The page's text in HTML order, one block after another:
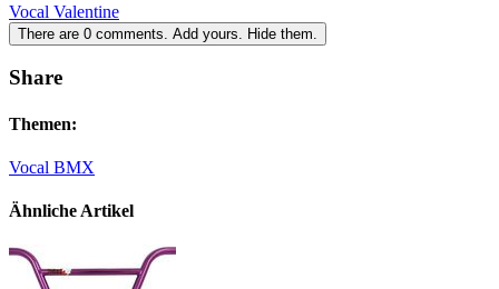
Vocal Valentine
There are 0 comments. Add yours. Hide them.
Share
Themen:
Vocal BMX
Ähnliche Artikel